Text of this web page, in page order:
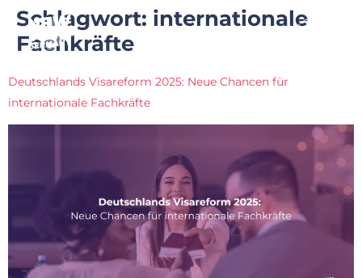
Schlagwort: internationale
Fachkräfte
Deutschlands Visareform 2025: Neue Chancen für
internationale Fachkräfte